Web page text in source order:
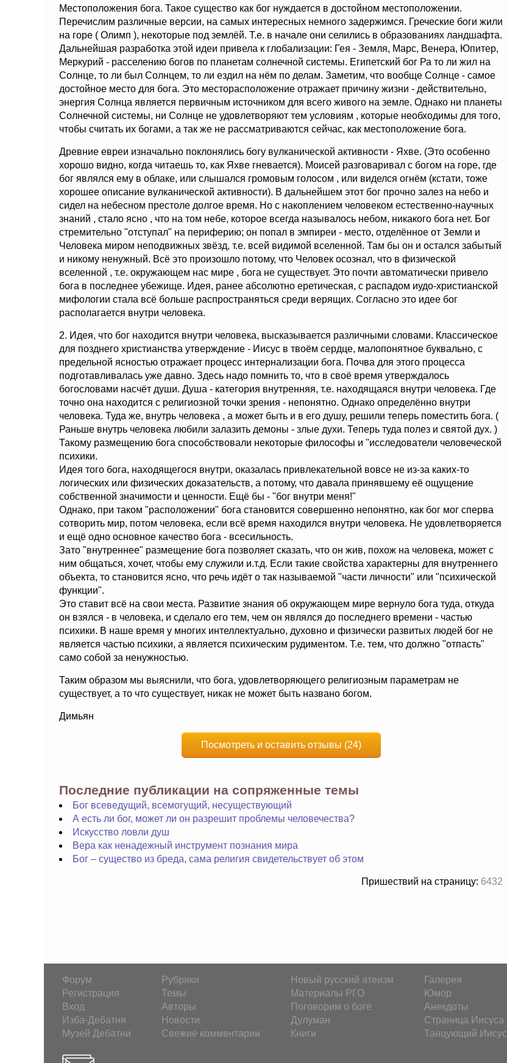
Местоположения бога. Такое существо как бог нуждается в достойном местоположении.
Перечислим различные версии, на самых интересных немного задержимся. Греческие боги жили
на горе ( Олимп ), некоторые под землёй. Т.е. в начале они селились в образованиях ландшафта.
Дальнейшая разработка этой идеи привела к глобализации: Гея - Земля, Марс, Венера, Юпитер,
Меркурий - расселению богов по планетам солнечной системы. Египетский бог Ра то ли жил на
Солнце, то ли был Солнцем, то ли ездил на нём по делам. Заметим, что вообще Солнце - самое
достойное место для бога. Это месторасположение отражает причину жизни - действительно,
энергия Солнца является первичным источником для всего живого на земле. Однако ни планеты
Солнечной системы, ни Солнце не удовлетворяют тем условиям , которые необходимы для того,
чтобы считать их богами, а так же не рассматриваются сейчас, как местоположение бога.
Древние евреи изначально поклонялись богу вулканической активности - Яхве. (Это особенно
хорошо видно, когда читаешь то, как Яхве гневается). Моисей разговаривал с богом на горе, где
бог являлся ему в облаке, или слышался громовым голосом , или виделся огнём (кстати, тоже
хорошее описание вулканической активности). В дальнейшем этот бог прочно залез на небо и
сидел на небесном престоле долгое время. Но с накоплением человеком естественно-научных
знаний , стало ясно , что на том небе, которое всегда называлось небом, никакого бога нет. Бог
стремительно "отступал" на периферию; он попал в эмпиреи - место, отделённое от Земли и
Человека миром неподвижных звёзд, т.е. всей видимой вселенной. Там бы он и остался забытый
и никому ненужный. Всё это произошло потому, что Человек осознал, что в физической
вселенной , т.е. окружающем нас мире , бога не существует. Это почти автоматически привело
бога в последнее убежище. Идея, ранее абсолютно еретическая, с распадом иудо-христианской
мифологии стала всё больше распространяться среди верящих. Согласно это идее бог
располагается внутри человека.
2. Идея, что бог находится внутри человека, высказывается различными словами. Классическое
для позднего христианства утверждение - Иисус в твоём сердце, малопонятное буквально, с
предельной ясностью отражает процесс интернализации бога. Почва для этого процесса
подготавливалась уже давно. Здесь надо помнить то, что в своё время утверждалось
богословами насчёт души. Душа - категория внутренняя, т.е. находящаяся внутри человека. Где
точно она находится с религиозной точки зрения - непонятно. Однако определённо внутри
человека. Туда же, внутрь человека , а может быть и в его душу, решили теперь поместить бога. (
Раньше внутрь человека любили залазить демоны - злые духи. Теперь туда полез и святой дух. )
Такому размещению бога способствовали некоторые философы и "исследователи человеческой
психики.
Идея того бога, находящегося внутри, оказалась привлекательной вовсе не из-за каких-то
логических или физических доказательств, а потому, что давала принявшему её ощущение
собственной значимости и ценности. Ещё бы - "бог внутри меня!"
Однако, при таком "расположении" бога становится совершенно непонятно, как бог мог сперва
сотворить мир, потом человека, если всё время находился внутри человека. Не удовлетворяется
и ещё одно основное качество бога - всесильность.
Зато "внутреннее" размещение бога позволяет сказать, что он жив, похож на человека, может с
ним общаться, хочет, чтобы ему служили и.т.д. Если такие свойства характерны для внутреннего
объекта, то становится ясно, что речь идёт о так называемой "части личности" или "психической
функции".
Это ставит всё на свои места. Развитие знания об окружающем мире вернуло бога туда, откуда
он взялся - в человека, и сделало его тем, чем он являлся до последнего времени - частью
психики. В наше время у многих интеллектуально, духовно и физически развитых людей бог не
является частью психики, а является психическим рудиментом. Т.е. тем, что должно "отпасть"
само собой за ненужностью.
Таким образом мы выяснили, что бога, удовлетворяющего религиозным параметрам не
существует, а то что существует, никак не может быть названо богом.
Димьян
Посмотреть и оставить отзывы (24)
Последние публикации на сопряженные темы
Бог всеведущий, всемогущий, несуществующий
А есть ли бог, может ли он разрешит проблемы человечества?
Искусство ловли душ
Вера как ненадежный инструмент познания мира
Бог – существо из бреда, сама религия свидетельствует об этом
Пришествий на страницу: 6432
Форум
Регистрация
Вход
Изба-Дебатня
Музей Дебатни
Рубрики
Темы
Авторы
Новости
Свежие комментарии
Новый русский атеизм
Материалы РГО
Поговорим о боге
Дулуман
Книги
Галерея
Юмор
Анекдоты
Страница Иисуса
Танцующий Иисус